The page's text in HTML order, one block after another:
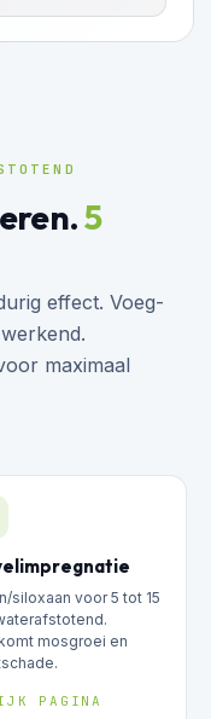
5
effect. Voeg-
maximaal
siloxaan voor 5 tot 15
mosgroei en
PAGINA